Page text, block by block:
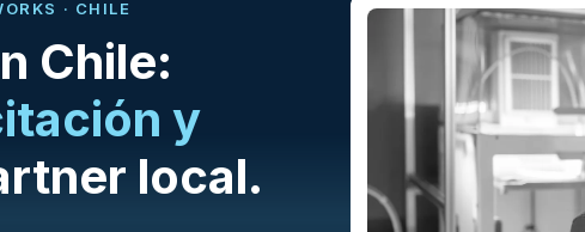
· CHILE
Chile:
y
local.